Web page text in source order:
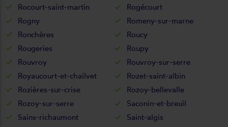
Rocourt-saint-martin
Rogécourt
Rogny
Romeny-sur-marne
Ronchères
Roucy
Rougeries
Roupy
Rouvroy
Rouvroy-sur-serre
Royaucourt-et-chailvet
Rozet-saint-albin
Rozières-sur-crise
Rozoy-bellevalle
Rozoy-sur-serre
Saconin-et-breuil
Sains-richaumont
Saint-algis